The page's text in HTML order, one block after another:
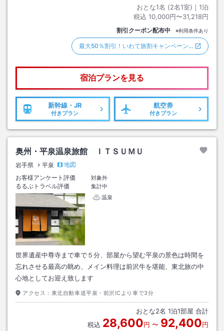
おとな1名 (2名1室)｜ 1泊
税込 10,000円〜31,218円
割引クーポン配布中 ※利用条件あり
最大50％割引！いわて旅割キャンペーン…
宿泊プランを見る
新幹線・JR
付きプラン
航空券
付きプラン
奥州・平泉温泉旅館 ＩＴＳＵＭＵ
岩手県 平泉
地図
お客様アンケート評価
対象外
るるぶトラベル評価
集計中
温泉
世界遺産中尊寺まで車で５分、部屋から望む平泉の景色は時間を
忘れさせる最高の眺め、メイン料理は前沢牛を堪能、東北旅の中
心地としてお迎え致します
アクセス： 東北自動車道平泉・前沢ICより車で3分
おとな2名 1泊1部屋 合計
税込 28,600円 〜 92,400円